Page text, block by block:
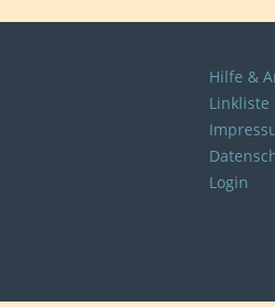
Hilfe &
Linkliste
Login